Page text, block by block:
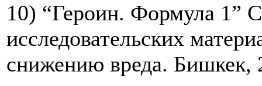
10) “Героин. Формула 1”
исследовательских
снижению вреда. Бишкек,